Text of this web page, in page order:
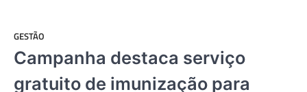
GESTÃO
Campanha destaca serviço
gratuito de imunização para